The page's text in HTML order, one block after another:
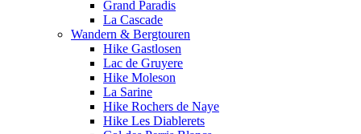
Grand Paradis
La Cascade
Wandern & Bergtouren
Hike Gastlosen
Lac de Gruyere
Hike Moleson
La Sarine
Hike Rochers de Naye
Hike Les Diablerets